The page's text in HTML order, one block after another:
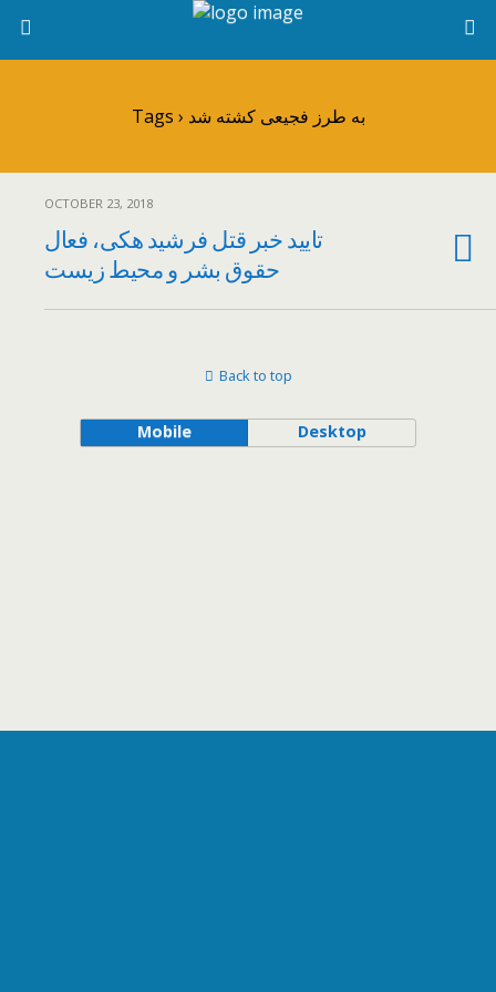
Tags › به طرز فجیعی کشته شد
OCTOBER 23, 2018
تایید خبر قتل فرشید هکی، فعال
حقوق بشر و محیط زیست
Back to top
Mobile Desktop